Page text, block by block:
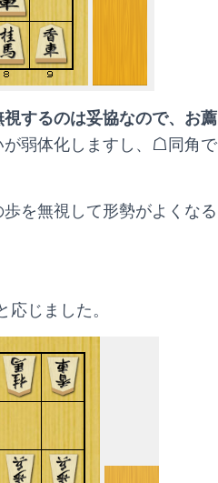
視するのは妥協なので、お薦
弱体化しますし、☖同角で
を無視して形勢がよくなる
応じました。